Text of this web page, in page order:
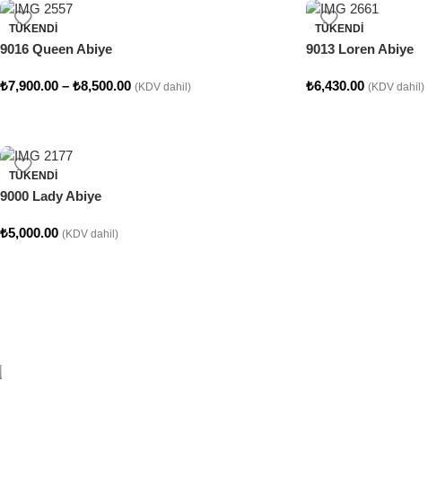
TÜKENDI
9016 Queen Abiye
₺7,900.00 – ₺8,500.00 (KDV dahil)
TÜKENDI
9013 Loren Abiye
₺6,430.00 (KDV dahil)
TÜKENDI
9000 Lady Abiye
₺5,000.00 (KDV dahil)